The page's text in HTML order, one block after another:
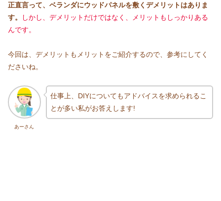
正直言って、ベランダにウッドパネルを敷くデメリットはありま
す。
しかし、デメリットだけではなく、メリットもしっかりある
んです。
今回は、デメリットもメリットをご紹介するので、参考にしてく
ださいね。
あーさん
仕事上、DIYについてもアドバイスを求められるこ
とが多い私がお答えします!